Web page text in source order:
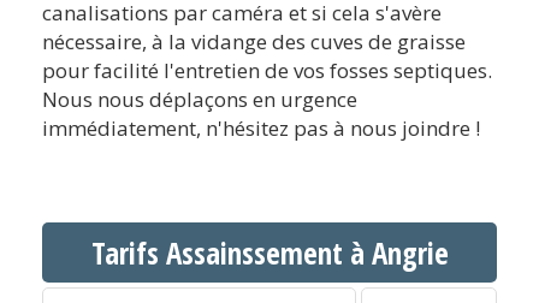
canalisations par caméra et si cela s'avère
nécessaire, à la vidange des cuves de graisse
pour facilité l'entretien de vos fosses septiques.
Nous nous déplaçons en urgence
immédiatement, n'hésitez pas à nous joindre !
Tarifs Assainssement à Angrie